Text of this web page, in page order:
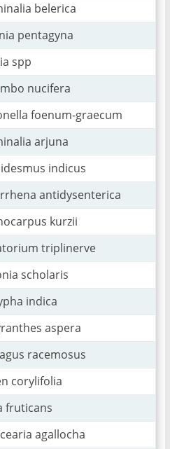
belerica
pentagyna
spp
nucifera
foenum-graecum
arjuna
indicus
antidysenterica
kurzii
triplinerve
scholaris
indica
aspera
racemosus
corylifolia
fruticans
agallocha